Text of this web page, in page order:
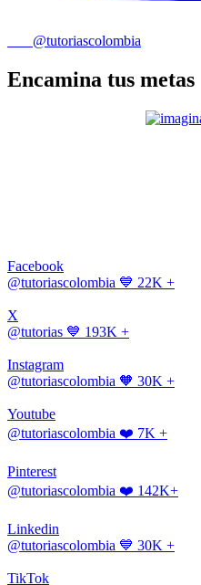
@tutoriascolombia
Encamina tus metas
Facebook
@tutoriascolombia 💙 22K +
X
@tutorias 💙 193K +
Instagram
@tutoriascolombia 🧡 30K +
Youtube
@tutoriascolombia ❤️ 7K +
Pinterest
@tutoriascolombia ❤️ 142K+
Linkedin
@tutoriascolombia 💙 30K +
TikTok